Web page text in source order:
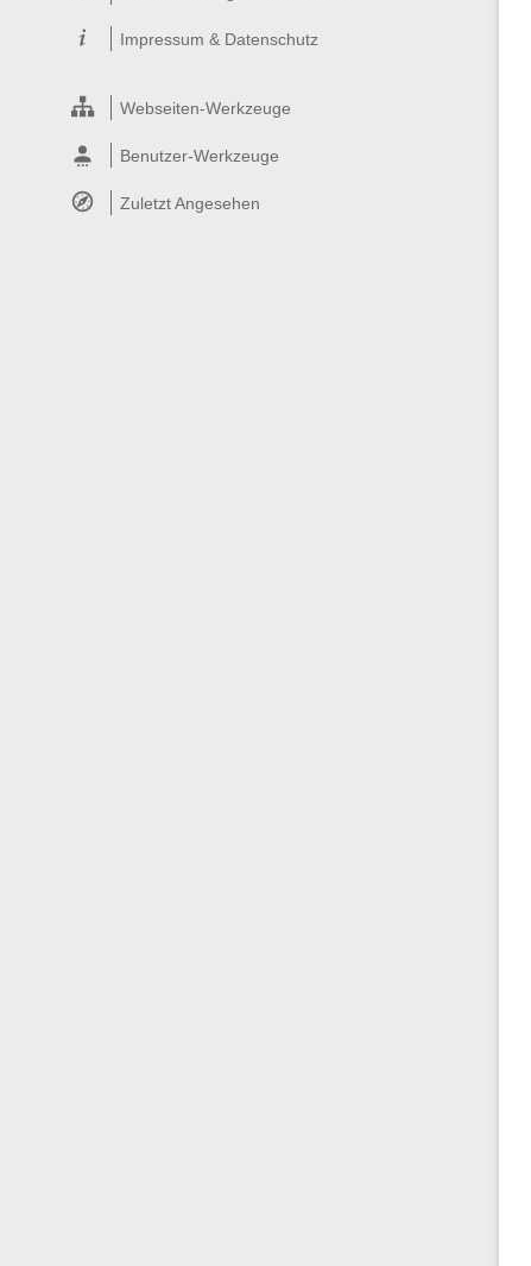
Impressum & Datenschutz
Webseiten-Werkzeuge
Benutzer-Werkzeuge
Zuletzt Angesehen